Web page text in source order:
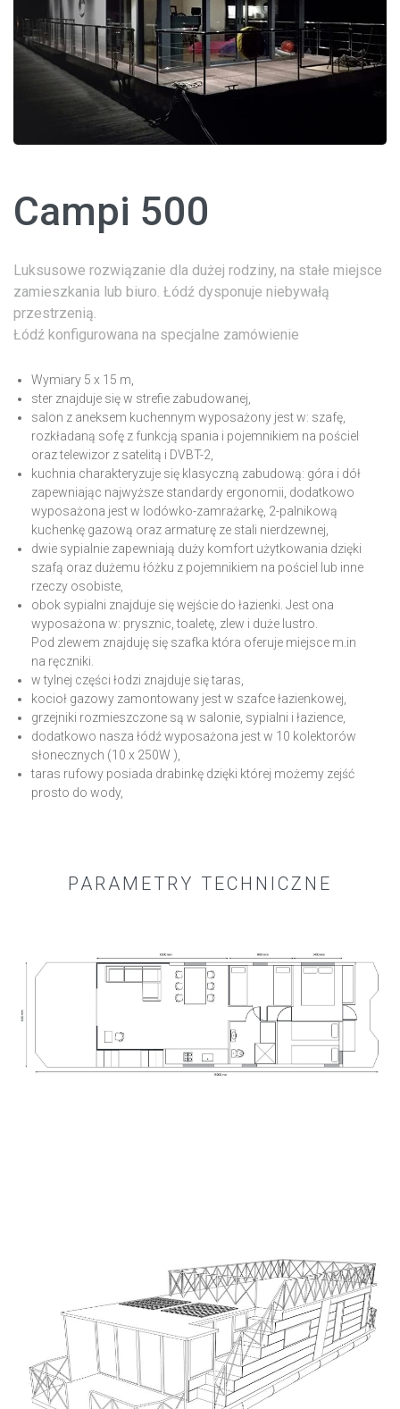
Campi 500
Luksusowe rozwiązanie dla dużej rodziny, na stałe miejsce
zamieszkania lub biuro. Łódź dysponuje niebywałą
przestrzenią.
Łódź konfigurowana na specjalne zamówienie
Wymiary 5 x 15 m,
ster znajduje się w strefie zabudowanej,
salon z aneksem kuchennym wyposażony jest w: szafę,
rozkładaną sofę z funkcją spania i pojemnikiem na pościel
oraz telewizor z satelitą i DVBT-2,
kuchnia charakteryzuje się klasyczną zabudową: góra i dół
zapewniając najwyższe standardy ergonomii, dodatkowo
wyposażona jest w lodówko-zamrażarkę, 2-palnikową
kuchenkę gazową oraz armaturę ze stali nierdzewnej,
dwie sypialnie zapewniają duży komfort użytkowania dzięki
szafą oraz dużemu łóżku z pojemnikiem na pościel lub inne
rzeczy osobiste,
obok sypialni znajduje się wejście do łazienki. Jest ona
wyposażona w: prysznic, toaletę, zlew i duże lustro.
Pod zlewem znajduję się szafka która oferuje miejsce m.in
na ręczniki.
w tylnej części łodzi znajduje się taras,
kocioł gazowy zamontowany jest w szafce łazienkowej,
grzejniki rozmieszczone są w salonie, sypialni i łazience,
dodatkowo nasza łódź wyposażona jest w 10 kolektorów
słonecznych (10 x 250W ),
taras rufowy posiada drabinkę dzięki której możemy zejść
prosto do wody,
PARAMETRY TECHNICZNE